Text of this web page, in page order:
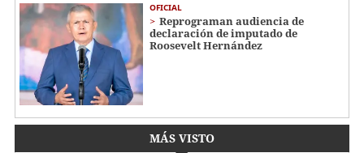
OFICIAL
Reprograman audiencia de
declaración de imputado de
Roosevelt Hernández
MÁS VISTO